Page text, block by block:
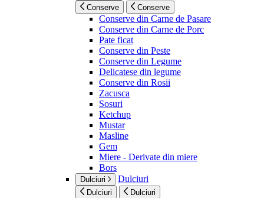
Conserve Conserve
Conserve din Carne de Pasare
Conserve din Carne de Porc
Pate ficat
Conserve din Peste
Conserve din Legume
Delicatese din legume
Conserve din Rosii
Zacusca
Sosuri
Ketchup
Mustar
Masline
Gem
Miere - Derivate din miere
Bors
Dulciuri Dulciuri
Dulciuri Dulciuri